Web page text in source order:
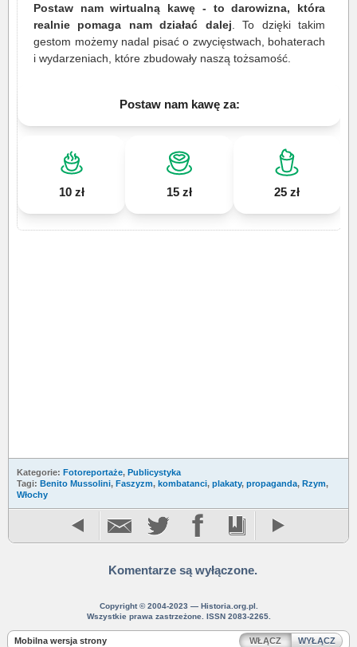
Postaw nam wirtualną kawę - to darowizna, która
realnie pomaga nam działać dalej . To dzięki takim
gestom możemy nadal pisać o zwycięstwach, bohaterach
i wydarzeniach, które zbudowały naszą tożsamość.
Postaw nam kawę za:
10 zł 15 zł 25 zł
Kategorie: Fotoreportaże, Publicystyka
Tagi: Benito Mussolini, Faszyzm, kombatanci, plakaty, propaganda, Rzym,
Włochy
Komentarze są wyłączone.
Copyright © 2004-2023 — Historia.org.pl.
Wszystkie prawa zastrzeżone. ISSN 2083-2265.
Mobilna wersja strony WŁĄCZ WYŁĄCZ